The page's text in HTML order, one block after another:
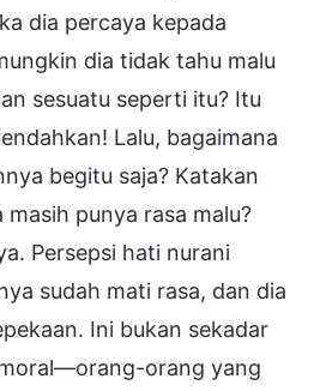
dia percaya kepada
dia tidak tahu malu
sesuatu seperti itu? Itu
Lalu, bagaimana
begitu saja? Katakan
punya rasa malu?
Persepsi hati nurani
sudah mati rasa, dan dia
Ini bukan sekadar
orang yang